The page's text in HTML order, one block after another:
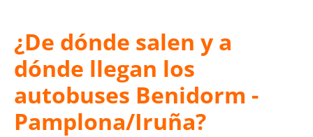
¿De dónde salen y a
dónde llegan los
autobuses Benidorm -
Pamplona/Iruña?